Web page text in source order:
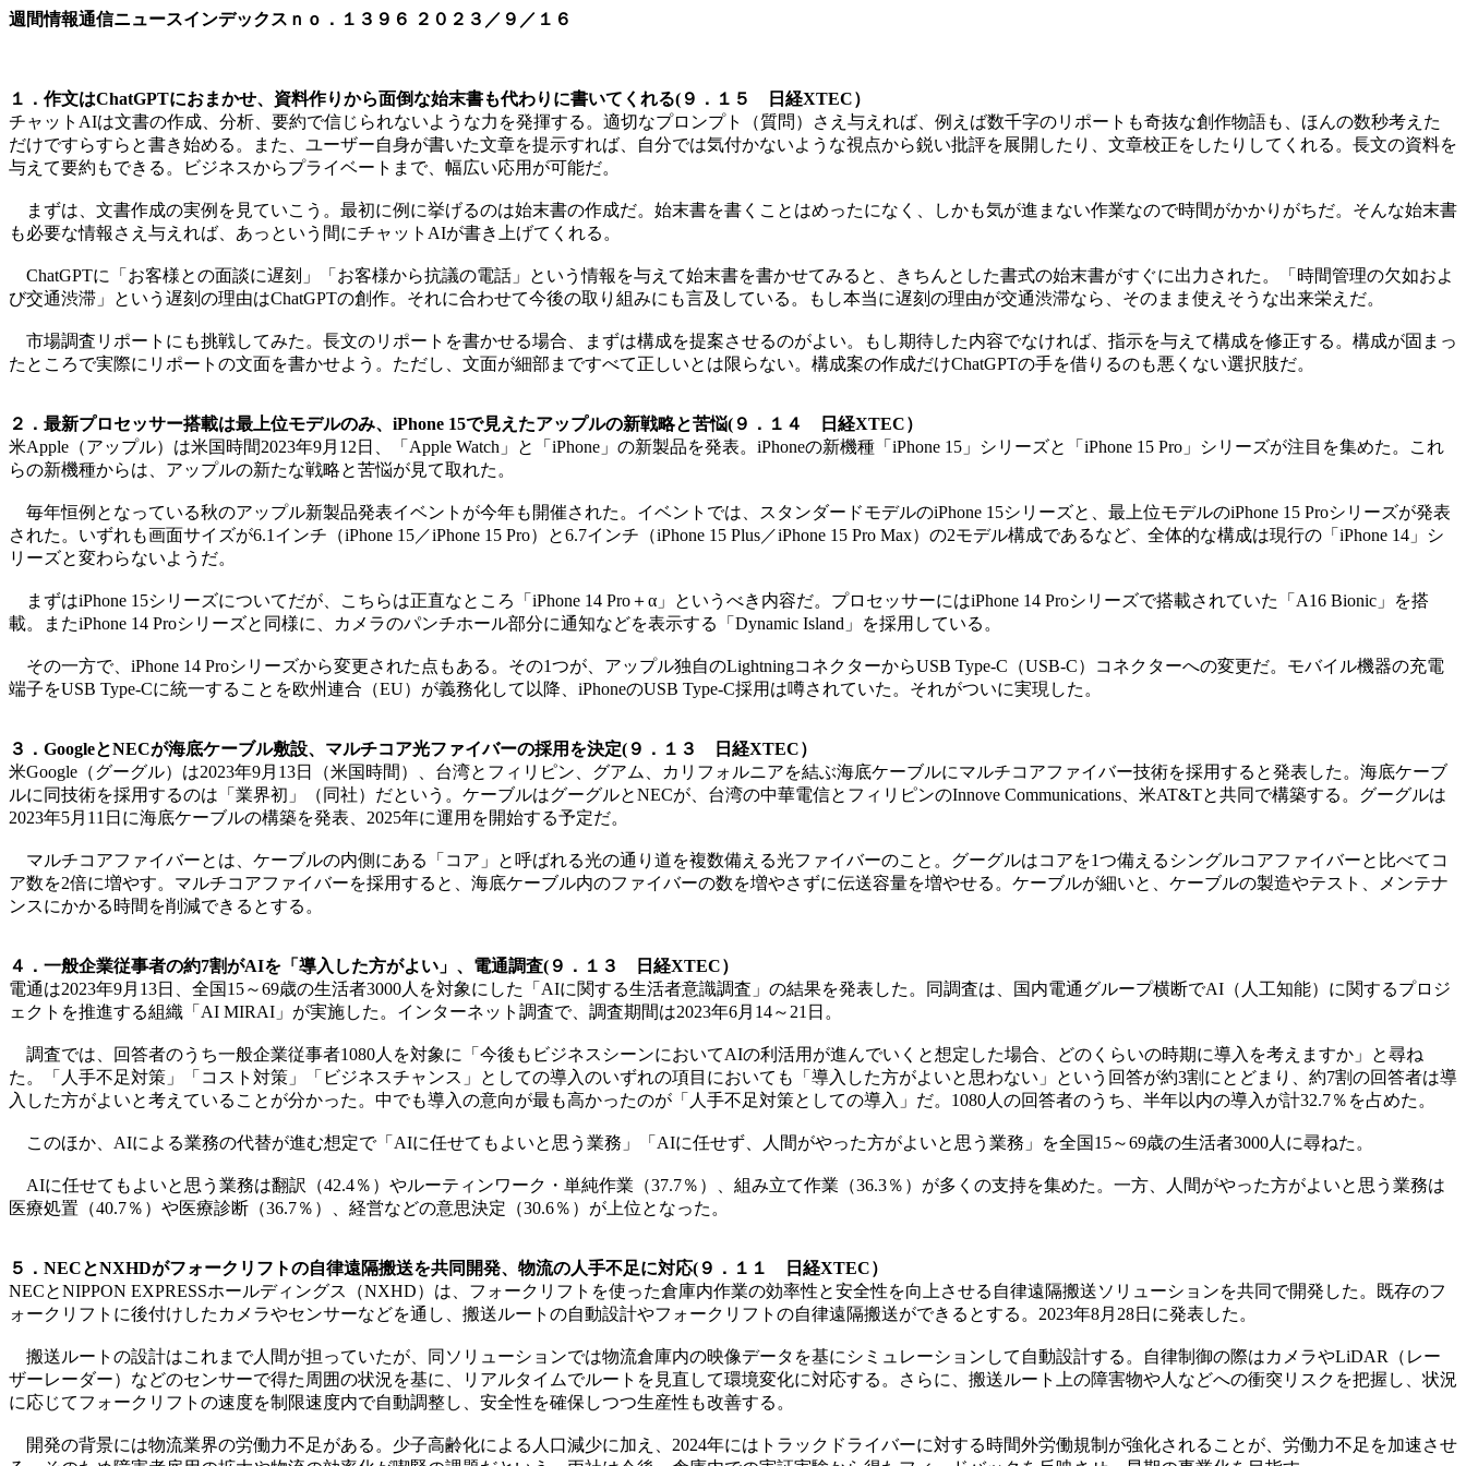
週間情報通信ニュースインデックスｎｏ． １３９６ ２０２３／９／１６
１．作文はChatGPTにおまかせ、資料作りから面倒な始末書も代わりに書いてくれる(９．１５ 日経XTEC）
チャットAIは文書の作成、分析、要約で信じられないような力を発揮する。適切なプロンプト（質問）さえ与えれば、例えば数千字のリポートも奇抜な創作物語も、ほんの数秒考えた
だけですらすらと書き始める。また、ユーザー自身が書いた文章を提示すれば、自分では気付かないような視点から鋭い批評を展開したり、文章校正をしたりしてくれる。長文の資料を
与えて要約もできる。ビジネスからプライベートまで、幅広い応用が可能だ。
まずは、文書作成の実例を見ていこう。最初に例に挙げるのは始末書の作成だ。始末書を書くことはめったになく、しかも気が進まない作業なので時間がかかりがちだ。そんな始末書
も必要な情報さえ与えれば、あっという間にチャットAIが書き上げてくれる。
ChatGPTに「お客様との面談に遅刻」「お客様から抗議の電話」という情報を与えて始末書を書かせてみると、きちんとした書式の始末書がすぐに出力された。「時間管理の欠如およ
び交通渋滞」という遅刻の理由はChatGPTの創作。それに合わせて今後の取り組みにも言及している。もし本当に遅刻の理由が交通渋滞なら、そのまま使えそうな出来栄えだ。
市場調査リポートにも挑戦してみた。長文のリポートを書かせる場合、まずは構成を提案させるのがよい。もし期待した内容でなければ、指示を与えて構成を修正する。構成が固まっ
たところで実際にリポートの文面を書かせよう。ただし、文面が細部まですべて正しいとは限らない。構成案の作成だけChatGPTの手を借りるのも悪くない選択肢だ。
２．最新プロセッサー搭載は最上位モデルのみ、iPhone 15で見えたアップルの新戦略と苦悩(９．１４ 日経XTEC）
米Apple（アップル）は米国時間2023年9月12日、「Apple Watch」と「iPhone」の新製品を発表。iPhoneの新機種「iPhone 15」シリーズと「iPhone 15 Pro」シリーズが注目を集めた。これ
らの新機種からは、アップルの新たな戦略と苦悩が見て取れた。
毎年恒例となっている秋のアップル新製品発表イベントが今年も開催された。イベントでは、スタンダードモデルのiPhone 15シリーズと、最上位モデルのiPhone 15 Proシリーズが発表
された。いずれも画面サイズが6.1インチ（iPhone 15／iPhone 15 Pro）と6.7インチ（iPhone 15 Plus／iPhone 15 Pro Max）の2モデル構成であるなど、全体的な構成は現行の「iPhone 14」シ
リーズと変わらないようだ。
まずはiPhone 15シリーズについてだが、こちらは正直なところ「iPhone 14 Pro＋α」というべき内容だ。プロセッサーにはiPhone 14 Proシリーズで搭載されていた「A16 Bionic」を搭
載。またiPhone 14 Proシリーズと同様に、カメラのパンチホール部分に通知などを表示する「Dynamic Island」を採用している。
その一方で、iPhone 14 Proシリーズから変更された点もある。その1つが、アップル独自のLightningコネクターからUSB Type-C（USB-C）コネクターへの変更だ。モバイル機器の充電
端子をUSB Type-Cに統一することを欧州連合（EU）が義務化して以降、iPhoneのUSB Type-C採用は噂されていた。それがついに実現した。
３．GoogleとNECが海底ケーブル敷設、マルチコア光ファイバーの採用を決定(９．１３ 日経XTEC）
米Google（グーグル）は2023年9月13日（米国時間）、台湾とフィリピン、グアム、カリフォルニアを結ぶ海底ケーブルにマルチコアファイバー技術を採用すると発表した。海底ケーブ
ルに同技術を採用するのは「業界初」（同社）だという。ケーブルはグーグルとNECが、台湾の中華電信とフィリピンのInnove Communications、米AT&Tと共同で構築する。グーグルは
2023年5月11日に海底ケーブルの構築を発表、2025年に運用を開始する予定だ。
マルチコアファイバーとは、ケーブルの内側にある「コア」と呼ばれる光の通り道を複数備える光ファイバーのこと。グーグルはコアを1つ備えるシングルコアファイバーと比べてコ
ア数を2倍に増やす。マルチコアファイバーを採用すると、海底ケーブル内のファイバーの数を増やさずに伝送容量を増やせる。ケーブルが細いと、ケーブルの製造やテスト、メンテナ
ンスにかかる時間を削減できるとする。
４．一般企業従事者の約7割がAIを「導入した方がよい」、電通調査(９．１３ 日経XTEC）
電通は2023年9月13日、全国15～69歳の生活者3000人を対象にした「AIに関する生活者意識調査」の結果を発表した。同調査は、国内電通グループ横断でAI（人工知能）に関するプロジ
ェクトを推進する組織「AI MIRAI」が実施した。インターネット調査で、調査期間は2023年6月14～21日。
調査では、回答者のうち一般企業従事者1080人を対象に「今後もビジネスシーンにおいてAIの利活用が進んでいくと想定した場合、どのくらいの時期に導入を考えますか」と尋ね
た。「人手不足対策」「コスト対策」「ビジネスチャンス」としての導入のいずれの項目においても「導入した方がよいと思わない」という回答が約3割にとどまり、約7割の回答者は導
入した方がよいと考えていることが分かった。中でも導入の意向が最も高かったのが「人手不足対策としての導入」だ。1080人の回答者のうち、半年以内の導入が計32.7％を占めた。
このほか、AIによる業務の代替が進む想定で「AIに任せてもよいと思う業務」「AIに任せず、人間がやった方がよいと思う業務」を全国15～69歳の生活者3000人に尋ねた。
AIに任せてもよいと思う業務は翻訳（42.4％）やルーティンワーク・単純作業（37.7％）、組み立て作業（36.3％）が多くの支持を集めた。一方、人間がやった方がよいと思う業務は
医療処置（40.7％）や医療診断（36.7％）、経営などの意思決定（30.6％）が上位となった。
５．NECとNXHDがフォークリフトの自律遠隔搬送を共同開発、物流の人手不足に対応(９．１１ 日経XTEC）
NECとNIPPON EXPRESSホールディングス（NXHD）は、フォークリフトを使った倉庫内作業の効率性と安全性を向上させる自律遠隔搬送ソリューションを共同で開発した。既存のフ
ォークリフトに後付けしたカメラやセンサーなどを通し、搬送ルートの自動設計やフォークリフトの自律遠隔搬送ができるとする。2023年8月28日に発表した。
搬送ルートの設計はこれまで人間が担っていたが、同ソリューションでは物流倉庫内の映像データを基にシミュレーションして自動設計する。自律制御の際はカメラやLiDAR（レー
ザーレーダー）などのセンサーで得た周囲の状況を基に、リアルタイムでルートを見直して環境変化に対応する。さらに、搬送ルート上の障害物や人などへの衝突リスクを把握し、状況
に応じてフォークリフトの速度を制限速度内で自動調整し、安全性を確保しつつ生産性も改善する。
開発の背景には物流業界の労働力不足がある。少子高齢化による人口減少に加え、2024年にはトラックドライバーに対する時間外労働規制が強化されることが、労働力不足を加速させ